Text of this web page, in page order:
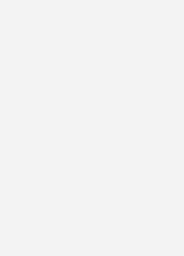
zum Trinkwasser-Check
Friedrich Budde nutzte den
solchen Seminar dazu, auf die
Nicht nur in öffentlichen und
gesundheitliche
sondern genauso in Ein- und
eine gesundheitliche Gefahr,
mangelhaft sei oder nicht
Ein geschulter SHK-Fachbetrieb
Trinkwasser-Check oder eine
er im Hinblick auf das immer
– auch im Emder SHK-Betrieb Max